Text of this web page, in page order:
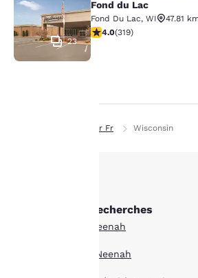
23
Fond du Lac
Fond Du Lac, WI
47.81
4.05 étoiles. Très Bien. 319
4.0(319)
Fr Fr Wisconsin
Autres Neenah recherches
Tous les hôtels à Neenah
Boutique hôtels à Neenah